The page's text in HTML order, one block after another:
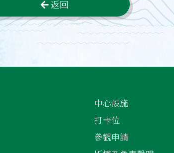
返回
中心設施
打卡位
參觀申請